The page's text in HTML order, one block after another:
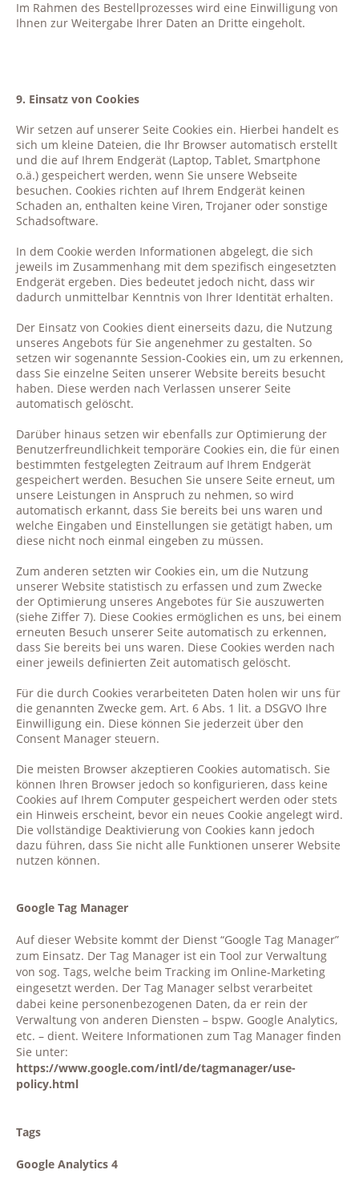
Im Rahmen des Bestellprozesses wird eine Einwilligung von
Ihnen zur Weitergabe Ihrer Daten an Dritte eingeholt.
9. Einsatz von Cookies
Wir setzen auf unserer Seite Cookies ein. Hierbei handelt es
sich um kleine Dateien, die Ihr Browser automatisch erstellt
und die auf Ihrem Endgerät (Laptop, Tablet, Smartphone
o.ä.) gespeichert werden, wenn Sie unsere Webseite
besuchen. Cookies richten auf Ihrem Endgerät keinen
Schaden an, enthalten keine Viren, Trojaner oder sonstige
Schadsoftware.
In dem Cookie werden Informationen abgelegt, die sich
jeweils im Zusammenhang mit dem spezifisch eingesetzten
Endgerät ergeben. Dies bedeutet jedoch nicht, dass wir
dadurch unmittelbar Kenntnis von Ihrer Identität erhalten.
Der Einsatz von Cookies dient einerseits dazu, die Nutzung
unseres Angebots für Sie angenehmer zu gestalten. So
setzen wir sogenannte Session-Cookies ein, um zu erkennen,
dass Sie einzelne Seiten unserer Website bereits besucht
haben. Diese werden nach Verlassen unserer Seite
automatisch gelöscht.
Darüber hinaus setzen wir ebenfalls zur Optimierung der
Benutzerfreundlichkeit temporäre Cookies ein, die für einen
bestimmten festgelegten Zeitraum auf Ihrem Endgerät
gespeichert werden. Besuchen Sie unsere Seite erneut, um
unsere Leistungen in Anspruch zu nehmen, so wird
automatisch erkannt, dass Sie bereits bei uns waren und
welche Eingaben und Einstellungen sie getätigt haben, um
diese nicht noch einmal eingeben zu müssen.
Zum anderen setzten wir Cookies ein, um die Nutzung
unserer Website statistisch zu erfassen und zum Zwecke
der Optimierung unseres Angebotes für Sie auszuwerten
(siehe Ziffer 7). Diese Cookies ermöglichen es uns, bei einem
erneuten Besuch unserer Seite automatisch zu erkennen,
dass Sie bereits bei uns waren. Diese Cookies werden nach
einer jeweils definierten Zeit automatisch gelöscht.
Für die durch Cookies verarbeiteten Daten holen wir uns für
die genannten Zwecke gem. Art. 6 Abs. 1 lit. a DSGVO Ihre
Einwilligung ein. Diese können Sie jederzeit über den
Consent Manager steuern.
Die meisten Browser akzeptieren Cookies automatisch. Sie
können Ihren Browser jedoch so konfigurieren, dass keine
Cookies auf Ihrem Computer gespeichert werden oder stets
ein Hinweis erscheint, bevor ein neues Cookie angelegt wird.
Die vollständige Deaktivierung von Cookies kann jedoch
dazu führen, dass Sie nicht alle Funktionen unserer Website
nutzen können.
Google Tag Manager
Auf dieser Website kommt der Dienst “Google Tag Manager”
zum Einsatz. Der Tag Manager ist ein Tool zur Verwaltung
von sog. Tags, welche beim Tracking im Online-Marketing
eingesetzt werden. Der Tag Manager selbst verarbeitet
dabei keine personenbezogenen Daten, da er rein der
Verwaltung von anderen Diensten – bspw. Google Analytics,
etc. – dient. Weitere Informationen zum Tag Manager finden
Sie unter:
https://www.google.com/intl/de/tagmanager/use-
policy.html
Tags
Google Analytics 4